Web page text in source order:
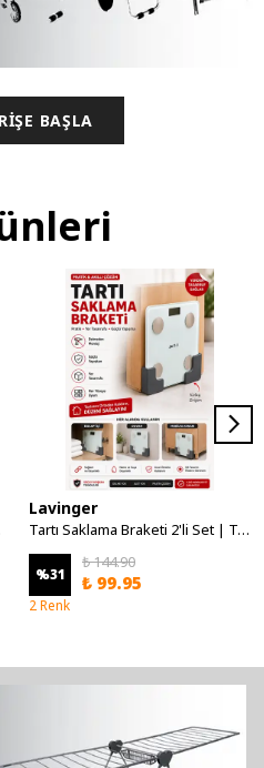
BAŞLA
Lavinger
Tartı Saklama Braketi 2'li Set | Tartı Düzenleyici Duvar ve Dolap İçi Askısı Çok Amaçlı Yerden Tasarruf Sağlayan Plastik Tutucu Delmeden Montaj Baskül Düzenleyici YAPIŞKANLI - Gri
%31
₺ 144.90
₺ 99.95
2 Renk